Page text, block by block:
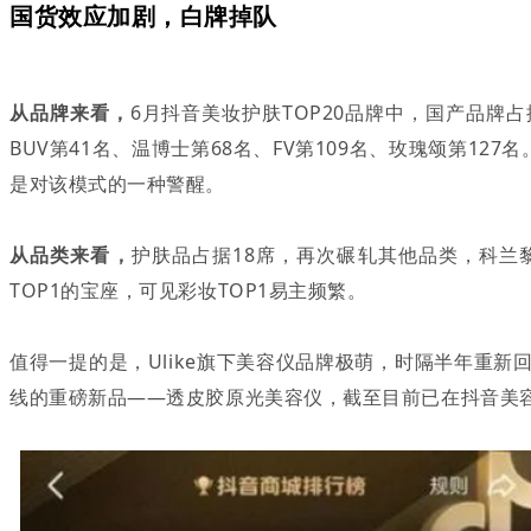
国货效应加剧，白牌掉队
从品牌来看， 6月抖音美妆护肤TOP20品牌中，国产品牌
BUV第41名、温博士第68名、FV第109名、玫瑰颂第127
是对该模式的一种警醒。
从品类来看， 护肤品占据18席，再次碾轧其他品类，科
TOP1的宝座，可见彩妆TOP1易主频繁。
值得一提的是，Ulike旗下美容仪品牌极萌，时隔半年重新
线的重磅新品——透皮胶原光美容仪，截至目前已在抖音美